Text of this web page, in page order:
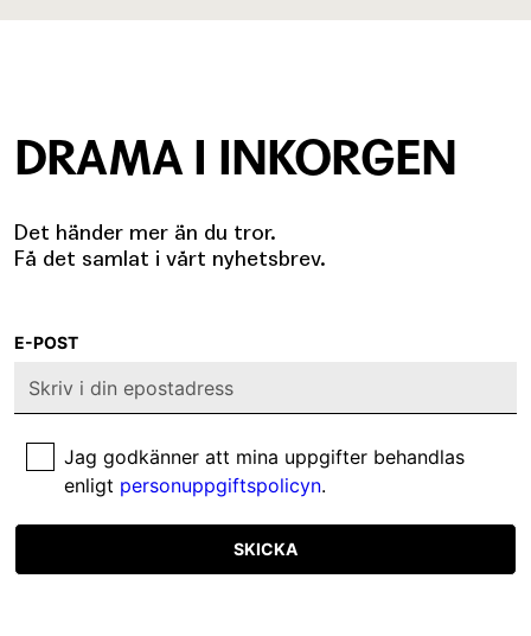
DRAMA I INKORGEN
Det händer mer än du tror.
Få det samlat i vårt nyhetsbrev.
E-POST
Jag godkänner att mina uppgifter behandlas
enligt personuppgiftspolicyn.
SKICKA